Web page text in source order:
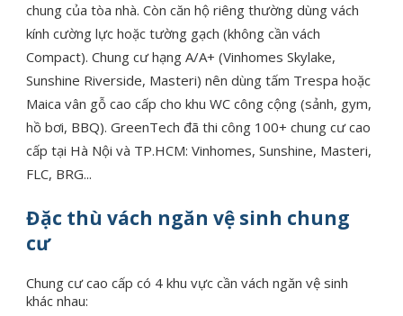
chung của tòa nhà. Còn căn hộ riêng thường dùng vách
kính cường lực hoặc tường gạch (không cần vách
Compact). Chung cư hạng A/A+ (Vinhomes Skylake,
Sunshine Riverside, Masteri) nên dùng tấm Trespa hoặc
Maica vân gỗ cao cấp cho khu WC công cộng (sảnh, gym,
hồ bơi, BBQ). GreenTech đã thi công 100+ chung cư cao
cấp tại Hà Nội và TP.HCM: Vinhomes, Sunshine, Masteri,
FLC, BRG...
Đặc thù vách ngăn vệ sinh chung
cư
Chung cư cao cấp có 4 khu vực cần vách ngăn vệ sinh
khác nhau: